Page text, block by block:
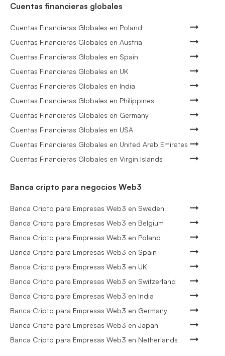
Cuentas financieras globales
Cuentas Financieras Globales en Poland
Cuentas Financieras Globales en Austria
Cuentas Financieras Globales en Spain
Cuentas Financieras Globales en UK
Cuentas Financieras Globales en India
Cuentas Financieras Globales en Philippines
Cuentas Financieras Globales en Germany
Cuentas Financieras Globales en USA
Cuentas Financieras Globales en United Arab Emirates
Cuentas Financieras Globales en Virgin Islands
Banca cripto para negocios Web3
Banca Cripto para Empresas Web3 en Sweden
Banca Cripto para Empresas Web3 en Belgium
Banca Cripto para Empresas Web3 en Poland
Banca Cripto para Empresas Web3 en Spain
Banca Cripto para Empresas Web3 en UK
Banca Cripto para Empresas Web3 en Switzerland
Banca Cripto para Empresas Web3 en India
Banca Cripto para Empresas Web3 en Germany
Banca Cripto para Empresas Web3 en Japan
Banca Cripto para Empresas Web3 en Netherlands